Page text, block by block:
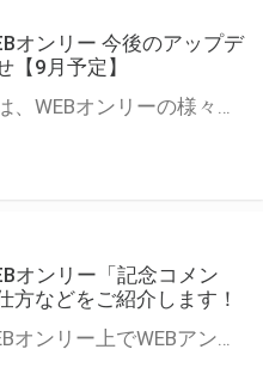
オンリー 今後のアップデ
【9月予定】
とらのあなでは、WEBオンリーの様々な支援を実施しています。 今回は2021年9月に実装を予定しているアップデート情報についてご紹介いたします。 とらのあなWEBオンリーサイトはこちら
オンリー「記念コメン
方などをご紹介します！
とらのあなWEBオンリー上でWEBアンソロジーが作成できる「記念コメント」について、その使い方や作成手順を解説します！ 支援タイプを「サークル参加型」「サークル参加型・マルシェ(イベント会場)機能付き」でお申し込みいただいている主催者様はぜひご活用ください♪ とらのあなWEBオンリーサイトはこちら